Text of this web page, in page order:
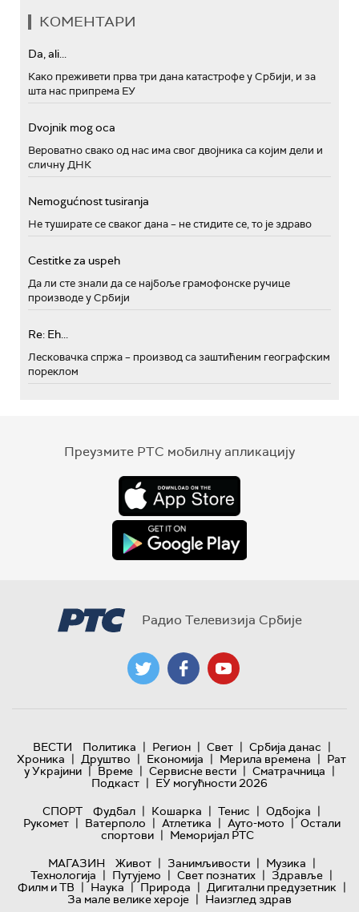
КОМЕНТАРИ
Da, ali...
Како преживети прва три дана катастрофе у Србији, и за
шта нас припрема ЕУ
Dvojnik mog oca
Вероватно свако од нас има свог двојника са којим дели и
сличну ДНК
Nemogućnost tusiranja
Не туширате се сваког дана – не стидите се, то је здраво
Cestitke za uspeh
Да ли сте знали да се најбоље грамофонске ручице
производе у Србији
Re: Eh...
Лесковачка спржа – производ са заштићеним географским
пореклом
Преузмите РТС мобилну апликацију
Радио Телевизија Србије
ВЕСТИ Политика | Регион | Свет | Србија данас |
Хроника | Друштво | Економија | Мерила времена | Рат
у Украјини | Време | Сервисне вести | Сматрачница |
Подкаст | ЕУ могућности 2026
СПОРТ
Фудбал | Кошарка | Тенис | Одбојка |
Рукомет | Ватерполо | Атлетика | Ауто-мото | Остали
спортови | Меморијал РТС
МАГАЗИН
Живот | Занимљивости | Музика |
Технологијa | Путујемо | Свет познатих | Здравље |
Филм и ТВ | Наука | Природа | Дигитални предузетник |
За мале велике хероје | Наизглед здрав